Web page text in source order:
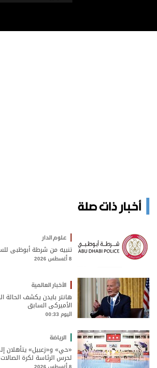
أخبار ذات صلة
علوم الدار
تنبيه من شرطة أبوظبي
8 أغسطس 2026
الأخبار العالمية
هانتر بايدن يكشف الحالة
الأميركي السابق
اليوم 00:33
الرياضة
«حي» و«زعبيل» يتأهلان
لحرس الرئاسة لكرة